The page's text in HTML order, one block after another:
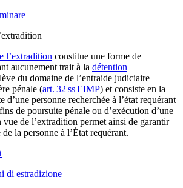
l’extradition constitue une forme de
aucunement trait à la détention
du domaine de l’entraide judiciaire
pénale (art. 32 ss EIMP) et consiste en la
d’une personne recherchée à l’état requérant
de poursuite pénale ou d’exécution d’une
de l’extradition permet ainsi de garantir
la personne à l’État requérant.
di estradizione